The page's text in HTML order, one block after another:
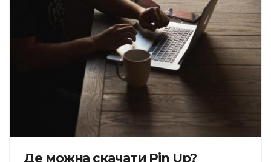
Де можна скачати Pin Up?